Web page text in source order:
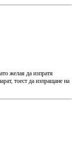
желая да изпратя
тоест да изпращане на